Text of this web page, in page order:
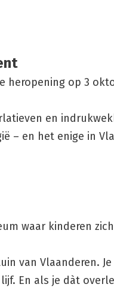
heropening op 3
en
– en het enige in
waar kinderen
van Vlaanderen.
En als je dàt